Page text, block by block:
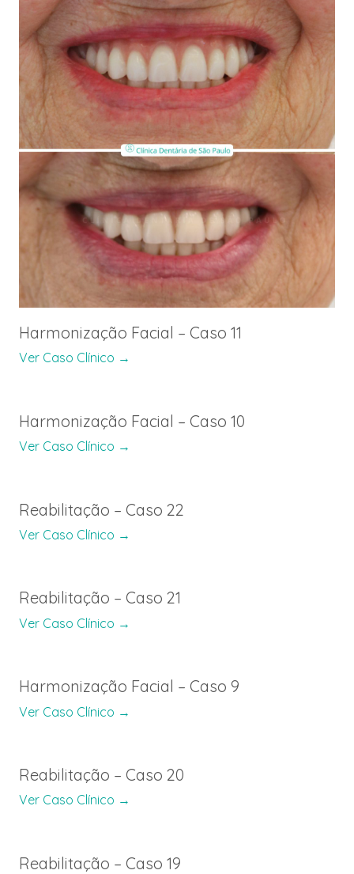
Harmonização Facial – Caso 11
Ver Caso Clínico →
Harmonização Facial – Caso 10
Ver Caso Clínico →
Reabilitação – Caso 22
Ver Caso Clínico →
Reabilitação – Caso 21
Ver Caso Clínico →
Harmonização Facial – Caso 9
Ver Caso Clínico →
Reabilitação – Caso 20
Ver Caso Clínico →
Reabilitação – Caso 19